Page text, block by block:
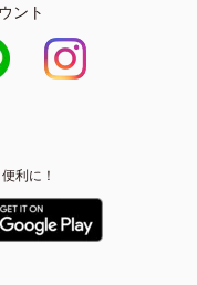
ント
利に！